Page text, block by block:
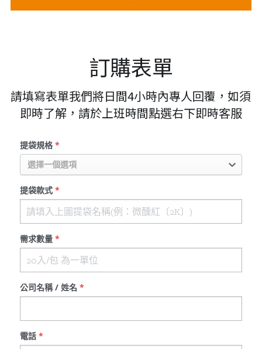
訂購表單
請填寫表單我們將日間4小時內專人回覆，如須
即時了解，請於上班時間點選右下即時客服
提袋規格*
選擇一個選項
提袋款式*
需求數量*
公司名稱 / 姓名 *
電話*